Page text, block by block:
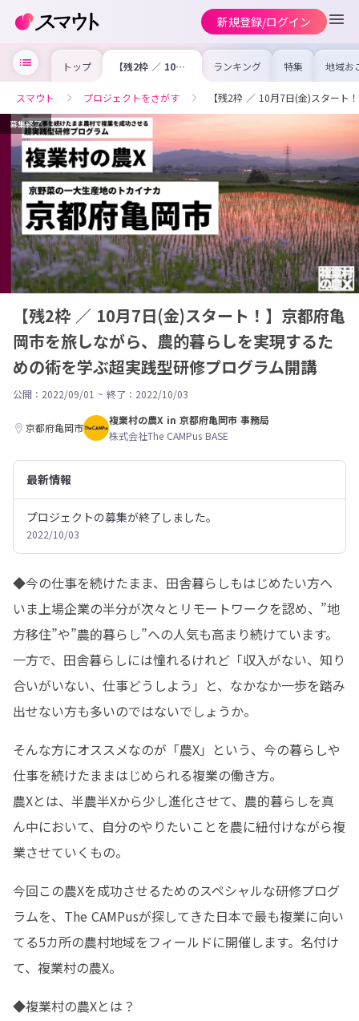
新規登録/ログイン
トップ 【残2枠 ／ 10月7
日(金)スター
市を旅しながら、
農的暮らしを実現
するための術を学
ぶ超実践型研修プ
ランキング 特集 地域お
の求
を集め
事内容
を比較
合った
スマウト プロジェクトをさがす 【残2枠 ／ 10月7日(金)スタート
募集終了
【残2枠 ／ 10月7日(金)スタート！】京都府亀
岡市を旅しながら、農的暮らしを実現するた
めの術を学ぶ超実践型研修プログラム開講
公開：2022/09/01 ~ 終了：2022/10/03
京都府亀岡市
複業村の農X in 京都府亀岡市 事務局
株式会社The CAMPus BASE
最新情報
プロジェクトの募集が終了しました。
2022/10/03
◆今の仕事を続けたまま、田舎暮らしもはじめたい方へ
いま上場企業の半分が次々とリモートワークを認め、”地
方移住”や”農的暮らし”への人気も高まり続けています。
一方で、田舎暮らしには憧れるけれど「収入がない、知り
合いがいない、仕事どうしよう」と、なかなか一歩を踏み
出せない方も多いのではないでしょうか。
そんな方にオススメなのが「農X」という、今の暮らしや
仕事を続けたままはじめられる複業の働き方。
農Xとは、半農半Xから少し進化させて、農的暮らしを真
ん中において、自分のやりたいことを農に紐付けながら複
業させていくもの。
今回この農Xを成功させるためのスペシャルな研修プログ
ラムを、The CAMPusが探してきた日本で最も複業に向い
てる5カ所の農村地域をフィールドに開催します。名付け
て、複業村の農X。
◆複業村の農Xとは？